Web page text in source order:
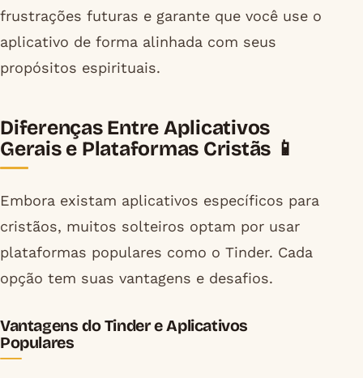
frustrações futuras e garante que você use o
aplicativo de forma alinhada com seus
propósitos espirituais.
Diferenças Entre Aplicativos
Gerais e Plataformas Cristãs 📱
Embora existam aplicativos específicos para
cristãos, muitos solteiros optam por usar
plataformas populares como o Tinder. Cada
opção tem suas vantagens e desafios.
Vantagens do Tinder e Aplicativos
Populares